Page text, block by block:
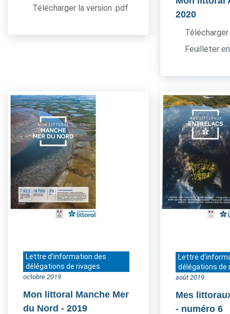
Télécharger la version .pdf
2020
Feuilleter
Lettre d'information des
délégations de rivages
octobre 2019
Mon littoral Manche Mer
du Nord - 2019
Lettre
délégations de
août 2019
Mes
- numéro 6